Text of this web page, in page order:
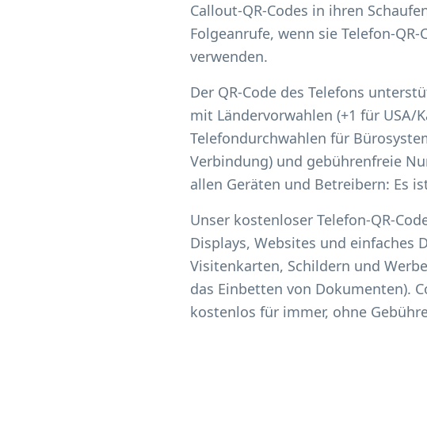
Callout-QR-Codes in ihren
Folgeanrufe, wenn sie Telefon-
verwenden.
Der QR-Code des Telefons
mit Ländervorwahlen (+1 für USA/
Telefondurchwahlen für
Verbindung) und gebührenfreie
allen Geräten und Betreibern: Es
Unser kostenloser Telefon-QR-
Displays, Websites und einfaches
Visitenkarten, Schildern und
das Einbetten von Dokumenten).
kostenlos für immer, ohne